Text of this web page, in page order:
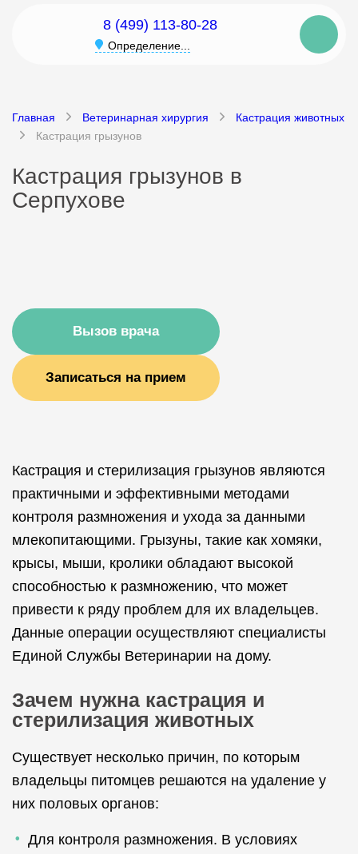
8 (499) 113-80-28
Определение...
Главная Ветеринарная хирургия
Кастрация животных
Кастрация грызунов
Кастрация грызунов в
Серпухове
Вызов врача
Записаться на прием
Кастрация и стерилизация грызунов являются
практичными и эффективными методами
контроля размножения и ухода за данными
млекопитающими. Грызуны, такие как хомяки,
крысы, мыши, кролики обладают высокой
способностью к размножению, что может
привести к ряду проблем для их владельцев.
Данные операции осуществляют специалисты
Единой Службы Ветеринарии на дому.
Зачем нужна кастрация и
стерилизация животных
Существует несколько причин, по которым
владельцы питомцев решаются на удаление у
них половых органов:
Для контроля размножения. В условиях